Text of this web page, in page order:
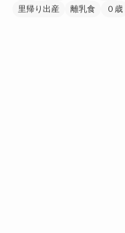
里帰り出産
離乳食 ０歳